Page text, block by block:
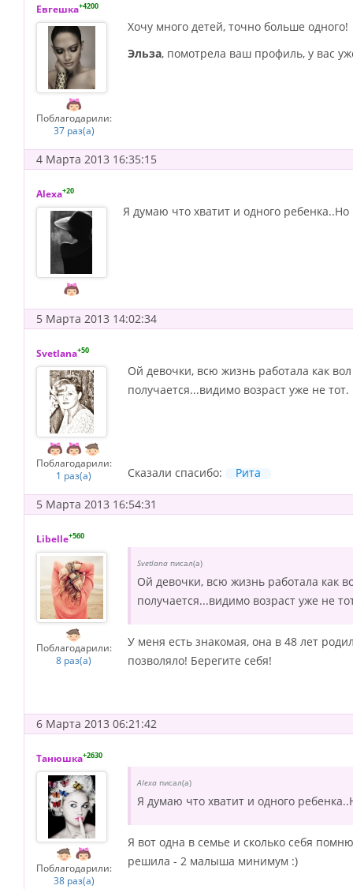
Евгешка+4200
Поблагодарили:
37 раз(а)
Хочу много детей, точно больше одного!
Эльза, помотрела ваш профиль, у вас
4 Марта 2013 16:35:15
Alexa+20
Я думаю что хватит и одного
5 Марта 2013 14:02:34
Svetlana+50
Поблагодарили:
1 раз(а)
Ой девочки, всю жизнь работала как
получается...видимо возраст уже не тот.
Сказали спасибо: Рита
5 Марта 2013 16:54:31
Libelle+560
Поблагодарили:
8 раз(а)
Svetlana писал(а)
Ой девочки, всю жизнь работала как
получается...видимо возраст уже не
У меня есть знакомая, она в 48 лет
позволяло! Берегите себя!
6 Марта 2013 06:21:42
Танюшка+2630
Поблагодарили:
38 раз(а)
Alexa писал(а)
Я думаю что хватит и одного
Я вот одна в семье и сколько себя
решила - 2 малыша минимум :)